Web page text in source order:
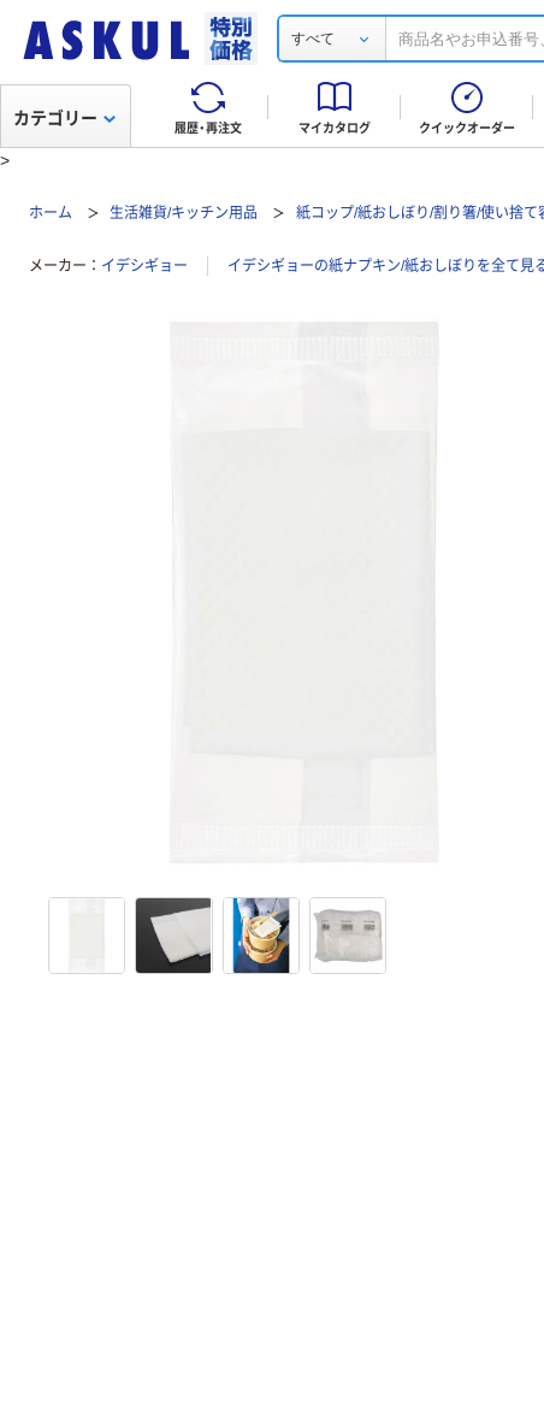
すべて
履歴・再注文 マイカタログ クイックオーダー
カテゴリー
>
ホーム 生活雑貨/キッチン用品 紙コップ/紙おしぼり/割り箸/使い捨て
メーカー イデシギョー イデシギョーの紙ナプキン/紙おしぼりを全て見